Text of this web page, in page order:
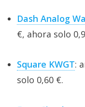
Dash Analog
€, ahora solo
Square KWGT:
solo 0,60 €.